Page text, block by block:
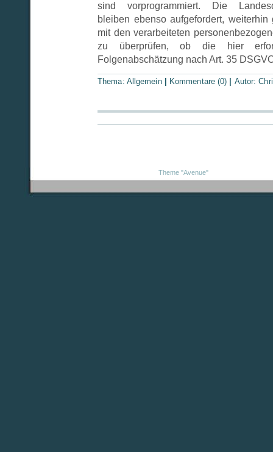
sind vorprogrammiert. Die
bleiben ebenso aufgefordert,
mit den verarbeiteten
zu überprüfen, ob die hier
Folgenabschätzung nach Art. 35
Thema: Allgemein Kommentare (0) Autor:
Theme "Avenue"